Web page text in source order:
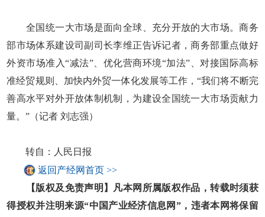
全国统一大市场是面向全球、充分开放的大市场。商务
部市场体系建设司副司长李维正告诉记者，商务部重点做好
外资市场准入“减法”、优化营商环境“加法”、对接国际高标
准经贸规则、加快内外贸一体化发展等工作，“我们将不断完
善高水平对外开放体制机制，为建设全国统一大市场贡献力
量。”（记者 刘志强）
转自：人民日报
返回产经网首页 >>
【版权及免责声明】凡本网所属版权作品，转载时须获
得授权并注明来源“中国产业经济信息网”，违者本网将保留